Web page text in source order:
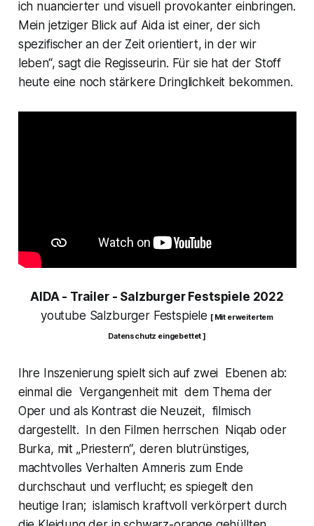
ich nuancierter und visuell provokanter einbringen.
Mein jetziger Blick auf Aida ist einer, der sich
spezifischer an der Zeit orientiert, in der wir
leben“, sagt die Regisseurin. Für sie hat der Stoff
heute eine noch stärkere Dringlichkeit bekommen.
AIDA - Trailer - Salzburger Festspiele 2022
youtube Salzburger Festspiele [ Mit erweitertem
Datenschutz eingebettet ]
Ihre Inszenierung spielt sich auf zwei Ebenen ab:
einmal die Vergangenheit mit dem Thema der
Oper und als Kontrast die Neuzeit, filmisch
dargestellt. In den Filmen herrschen Niqab oder
Burka, mit „Priestern“, deren blutrünstiges,
machtvolles Verhalten Amneris zum Ende
durchschaut und verflucht; es spiegelt den
heutige Iran; islamisch kraftvoll verkörpert durch